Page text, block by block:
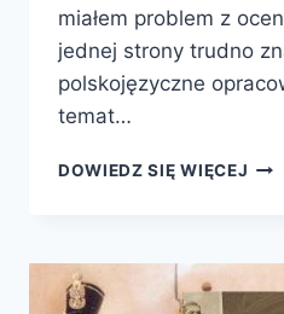
miałem problem z
jednej strony trudno
polskojęzyczne
temat…
DOWIEDZ SIĘ WIĘCEJ